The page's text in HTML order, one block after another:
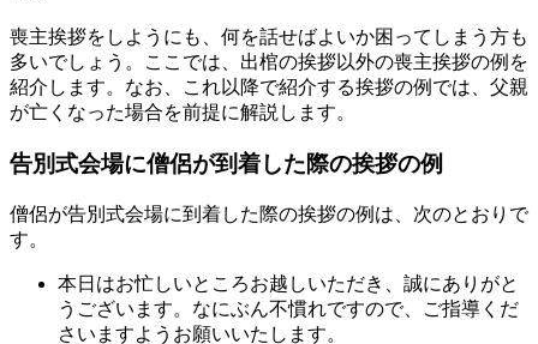
喪主挨拶をしようにも、何を話せばよいか困ってしまう方も
多いでしょう。ここでは、出棺の挨拶以外の喪主挨拶の例を
紹介します。なお、これ以降で紹介する挨拶の例では、父親
が亡くなった場合を前提に解説します。
告別式会場に僧侶が到着した際の挨拶の例
僧侶が告別式会場に到着した際の挨拶の例は、次のとおりで
す。
本日はお忙しいところお越しいただき、誠にありがと
うございます。なにぶん不慣れですので、ご指導くだ
さいますようお願いいたします。